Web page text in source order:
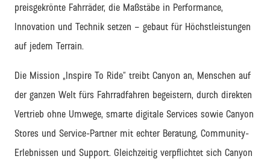
preisgekrönte Fahrräder, die Maßstäbe in Performance,
Innovation und Technik setzen – gebaut für Höchstleistungen
auf jedem Terrain.
Die Mission „Inspire To Ride“ treibt Canyon an, Menschen auf
der ganzen Welt fürs Fahrradfahren begeistern, durch direkten
Vertrieb ohne Umwege, smarte digitale Services sowie Canyon
Stores und Service-Partner mit echter Beratung, Community-
Erlebnissen und Support. Gleichzeitig verpflichtet sich Canyon